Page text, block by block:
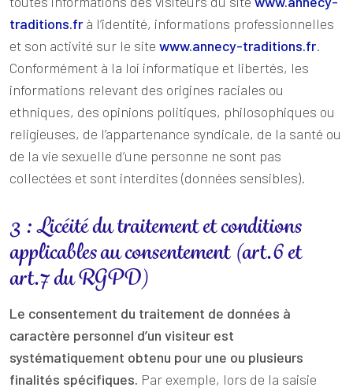
traditions.fr à l’identité, informations professionnelles
et son activité sur le site www.annecy-traditions.fr.
Conformément à la loi informatique et libertés, les
informations relevant des origines raciales ou
ethniques, des opinions politiques, philosophiques ou
religieuses, de l’appartenance syndicale, de la santé ou
de la vie sexuelle d’une personne ne sont pas
collectées et sont interdites (données sensibles).
3 : Licéité du traitement et conditions
applicables au consentement (art.6 et
art.7 du RGPD)
Le consentement du traitement de données à
caractère personnel d’un visiteur est
systématiquement obtenu pour une ou plusieurs
finalités spécifiques. Par exemple, lors de la saisie